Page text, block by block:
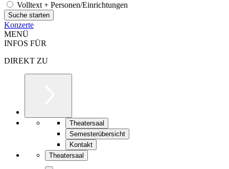
Volltext + Personen/Einrichtungen
Konzerte
MENÜ
INFOS FÜR
DIREKT ZU
Theatersaal
Semesterübersicht
Kontakt
Theatersaal